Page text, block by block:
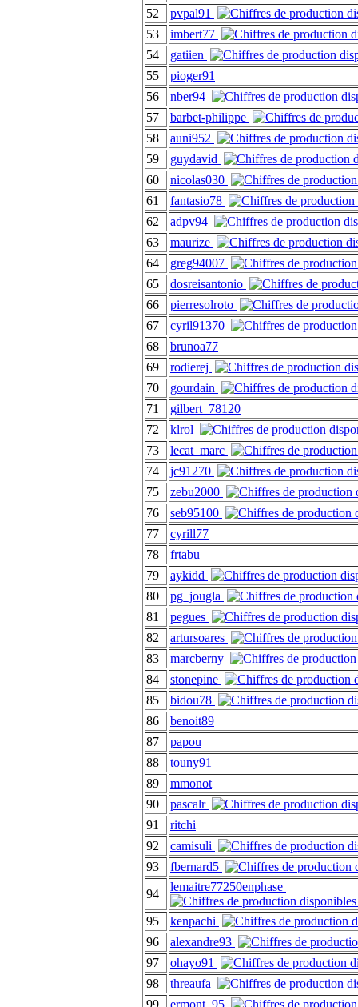
52
pvpal91
53
imbert77
54
gatiien
55
pioger91
56
nber94
57
barbet-philippe
58
auni952
59
guydavid
60
nicolas030
61
fantasio78
62
adpv94
63
maurize
64
greg94007
65
dosreisantonio
66
pierresolroto
67
cyril91370
68
brunoa77
69
rodierej
70
gourdain
71
gilbert_78120
72
klrol
73
lecat_marc
74
jc91270
75
zebu2000
76
seb95100
77
cyrill77
78
frtabu
79
aykidd
80
pg_jougla
81
pegues
82
artursoares
83
marcberny
84
stonepine
85
bidou78
86
benoit89
87
papou
88
touny91
89
mmonot
90
pascalr
91
ritchi
92
camisuli
93
fbernard5
94
lemaitre77250enphase
95
kenpachi
96
alexandre93
97
ohayo91
98
threaufa
99
ermont_95